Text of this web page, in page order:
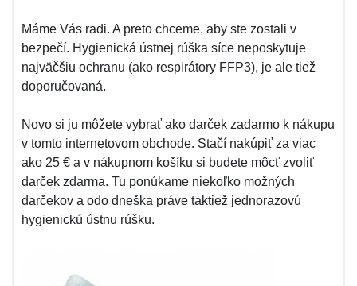
Máme Vás radi. A preto chceme, aby ste zostali v
bezpečí. Hygienická ústnej rúška síce neposkytuje
najväčšiu ochranu (ako respirátory FFP3), je ale tiež
doporučovaná.
Novo si ju môžete vybrať ako darček zadarmo k nákupu
v tomto internetovom obchode. Stačí nakúpiť za viac
ako 25 € a v nákupnom košíku si budete môcť zvoliť
darček zdarma. Tu ponúkame niekoľko možných
darčekov a odo dneška práve taktiež jednorazovú
hygienickú ústnu rúšku.